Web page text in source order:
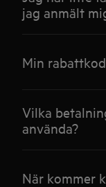
jag anmält
Min
Vilka
använda?
När kommer